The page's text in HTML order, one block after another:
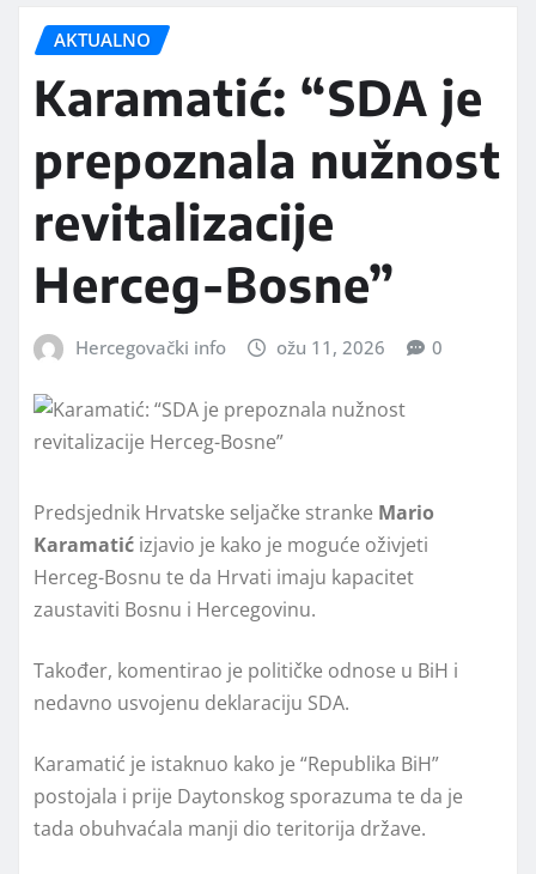
AKTUALNO
Karamatić: “SDA je
prepoznala nužnost
revitalizacije
Herceg-Bosne”
Hercegovački info ožu 11, 2026 0
Predsjednik Hrvatske seljačke stranke Mario
Karamatić izjavio je kako je moguće oživjeti
Herceg-Bosnu te da Hrvati imaju kapacitet
zaustaviti Bosnu i Hercegovinu.
Također, komentirao je političke odnose u BiH i
nedavno usvojenu deklaraciju SDA.
Karamatić je istaknuo kako je “Republika BiH”
postojala i prije Daytonskog sporazuma te da je
tada obuhvaćala manji dio teritorija države.